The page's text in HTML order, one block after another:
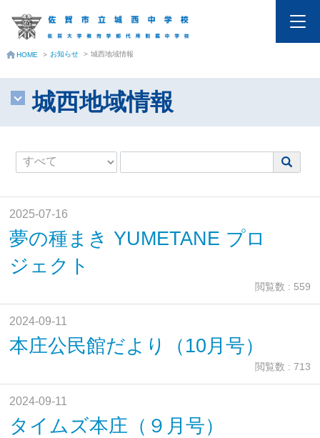
HOME > お知らせ > 城西地域情報
城西地域情報
2025-07-16
夢の種まき YUMETANE プロ
ジェクト
閲覧数 : 559
2024-09-11
本庄公民館だより（10月号）
閲覧数 : 713
2024-09-11
タイムズ本庄（９月号）